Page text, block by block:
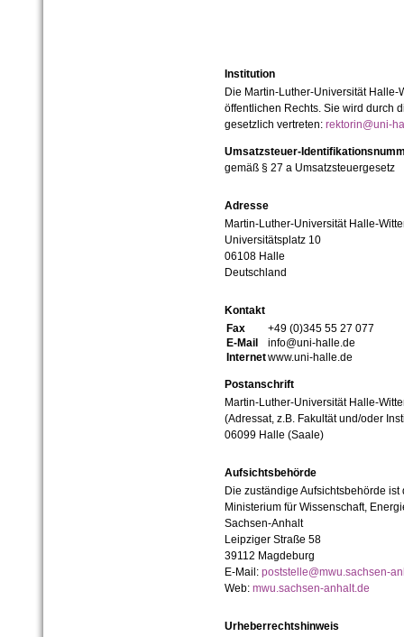
Institution
Die Martin-Luther-Universität
öffentlichen Rechts. Sie wird durch
gesetzlich vertreten: rektorin@uni-
Umsatzsteuer-
gemäß § 27 a Umsatzsteuergesetz
Adresse
Martin-Luther-Universität Halle-
Universitätsplatz 10
06108 Halle
Deutschland
Kontakt
Fax
+49 (0)345 55 27 077
E-Mail
info@uni-halle.de
Internetwww.uni-halle.de
Postanschrift
Martin-Luther-Universität Halle-
(Adressat, z.B. Fakultät und/oder
06099 Halle (Saale)
Aufsichtsbehörde
Die zuständige Aufsichtsbehörde ist
Ministerium für Wissenschaft,
Sachsen-Anhalt
Leipziger Straße 58
39112 Magdeburg
E-Mail: poststelle@mwu.sachsen-
Web: mwu.sachsen-anhalt.de
Urheberrechtshinweis